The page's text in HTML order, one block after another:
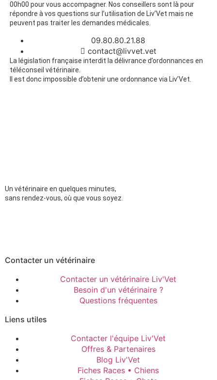
00h00 pour vous accompagner. Nos conseillers sont là pour
répondre à vos questions sur l’utilisation de Liv’Vet mais ne
peuvent pas traiter les demandes médicales.
09.80.80.21.88
contact@livvet.vet
La législation française interdit la délivrance d’ordonnances en
téléconseil vétérinaire.
Il est donc impossible d’obtenir une ordonnance via Liv’Vet.
Un vétérinaire en quelques minutes,
sans rendez-vous, où que vous soyez.
Contacter un vétérinaire
Contacter un vétérinaire Liv'Vet
Besoin d'un vétérinaire ?
Questions fréquentes
Liens utiles
Contacter l'équipe Liv'Vet
Offres & Partenaires
Blog Liv'Vet
Fiches Races • Chiens